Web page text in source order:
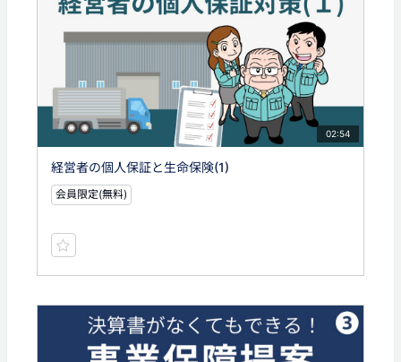
02:54
経営者の個人保証と生命保険(1)
会員限定(無料)